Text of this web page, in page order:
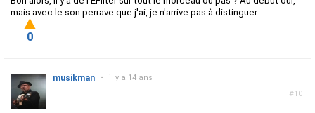
mais avec le son perrave que j'ai, je n'arrive pas à distinguer.
0
#10
musikman • il y a 14 ans